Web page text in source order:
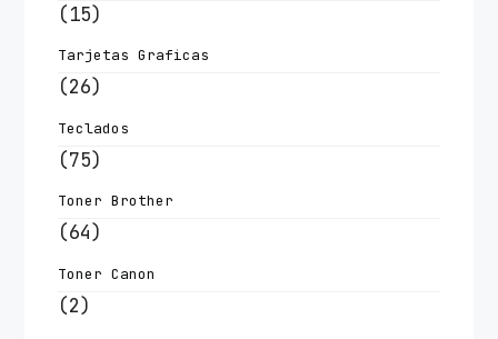
(15)
Tarjetas Graficas
(26)
Teclados
(75)
Toner Brother
(64)
Toner Canon
(2)